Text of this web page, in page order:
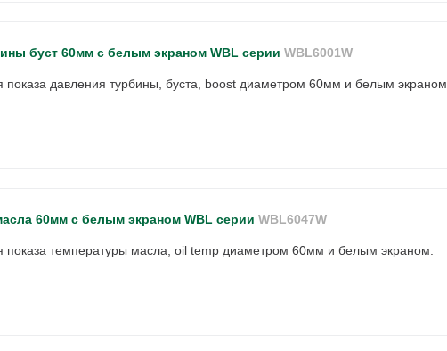
буст 60мм с белым экраном WBL серии WBL6001W
показа давления турбины, буста, boost диаметром 60мм и белым экраном.
60мм с белым экраном WBL серии WBL6047W
показа температуры масла, oil temp диаметром 60мм и белым экраном.